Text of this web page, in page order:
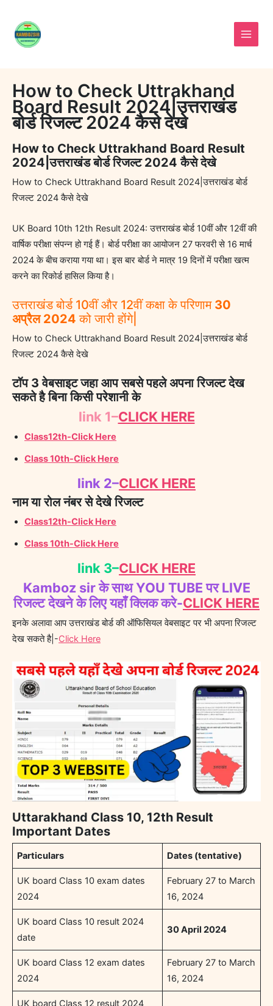
content
How to Check Uttrakhand
Board Result 2024|उत्तराखंड
बोर्ड रिजल्ट 2024 कैसे देखे
How to Check Uttrakhand Board Result
2024|उत्तराखंड बोर्ड रिजल्ट 2024 कैसे देखे
How to Check Uttrakhand Board Result 2024|उत्तराखंड बोर्ड
रिजल्ट 2024 कैसे देखे
UK Board 10th 12th Result 2024: उत्तराखंड बोर्ड 10वीं और 12वीं की
वार्षिक परीक्षा संपन्न हो गई हैं। बोर्ड परीक्षा का आयोजन 27 फरवरी से 16 मार्च
2024 के बीच कराया गया था। इस बार बोर्ड ने मात्र 19 दिनों में परीक्षा खत्म
करने का रिकोर्ड हासिल किया है।
उत्तराखंड बोर्ड 10वीं और 12वीं कक्षा के परिणाम 30
अप्रैल 2024 को जारी होंगे|
How to Check Uttrakhand Board Result 2024|उत्तराखंड बोर्ड
रिजल्ट 2024 कैसे देखे
टॉप 3 वेबसाइट जहा आप सबसे पहले अपना रिजल्ट देख
सकते है बिना किसी परेशानी के
link 1–CLICK HERE
Class12th-Click Here
Class 10th-Click Here
link 2–CLICK HERE
नाम या रोल नंबर से देखे रिजल्ट
Class12th-Click Here
Class 10th-Click Here
link 3–CLICK HERE
Kamboz sir के साथ YOU TUBE पर LIVE
रिजल्ट देखने के लिए यहाँ क्लिक करे-CLICK HERE
इनके अलावा आप उत्तराखंड बोर्ड की ऑफिसियल वेबसाइट पर भी अपना रिजल्ट
देख सकते है|-Click Here
Uttarakhand Class 10, 12th Result
Important Dates
Particulars Dates (tentative)
UK board Class 10 exam dates
2024
February 27 to March
16, 2024
UK board Class 10 result 2024
date
30 April 2024
UK board Class 12 exam dates
2024
February 27 to March
16, 2024
UK board Class 12 result 2024